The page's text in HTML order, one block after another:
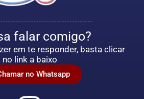
falar comigo?
em te responder, basta clicar
no link a baixo
no Whatsapp